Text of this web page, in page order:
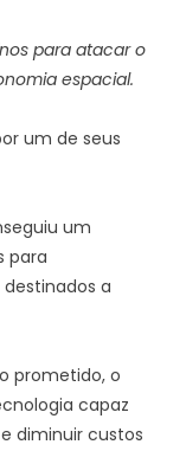
para atacar o
espacial.
um de seus
um
para
a
prometido, o
capaz
diminuir custos